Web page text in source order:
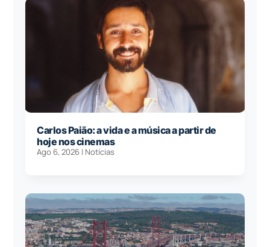
Carlos Paião: a vida e a música a partir de
hoje nos cinemas
Ago 6, 2026 | Notícias